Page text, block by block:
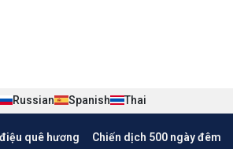
Russian Spanish Thai
quê hương Chiến dịch 500 ngày đêm